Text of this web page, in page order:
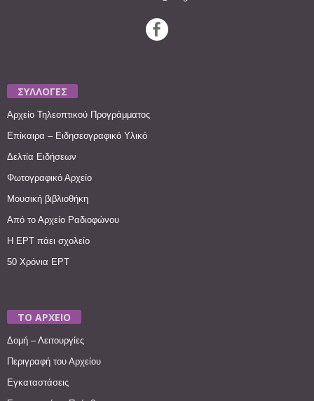
ΣΥΛΛΟΓΕΣ
Αρχείο Τηλεοπτικού Προγράμματος
Επίκαιρα – Ειδησεογραφικό Υλικό
Δελτία Ειδήσεων
Φωτογραφικό Αρχείο
Μουσική βιβλιοθήκη
Από το Αρχείο Ραδιοφώνου
Η ΕΡΤ πάει σχολείο
50 Χρόνια ΕΡΤ
ΤΟ ΑΡΧΕΙΟ
Δομή – Λειτουργίες
Περιγραφή του Αρχείου
Εγκαταστάσεις